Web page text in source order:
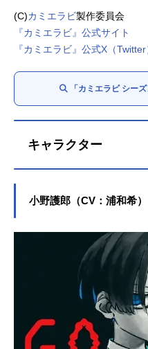
(C)カミエラビ製作委員会
『カミエラビ』公式サイト
『カミエラビ』公式X（Twitter
「カミエラビ シー
キャラクター
小野護郎（CV：浦和希）